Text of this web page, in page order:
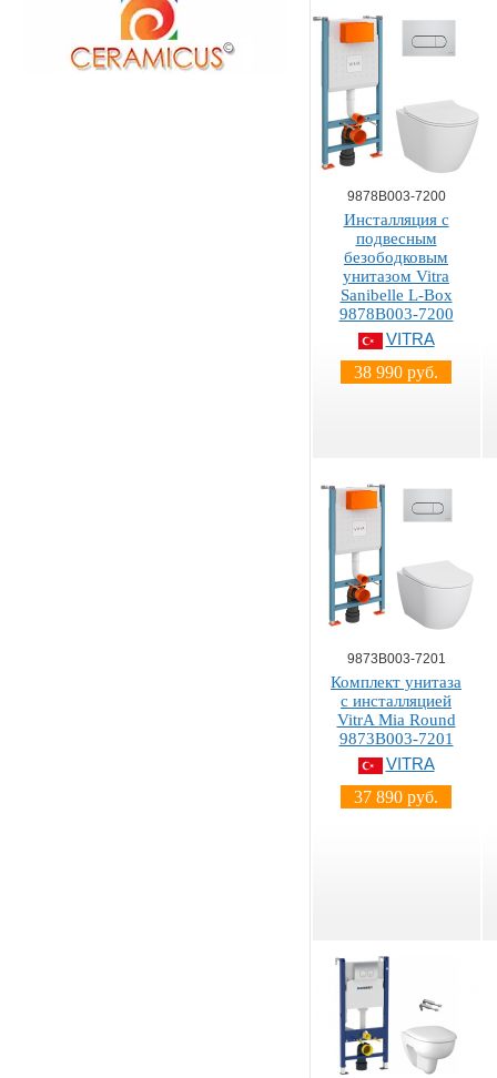
9878B003-7200
Инсталляция с
подвесным
безободковым
унитазом Vitra
Sanibelle L-Box
9878B003-7200
VITRA
38 990 руб.
9873B003-7201
Комплект унитаза
с инсталляцией
VitrA Mia Round
9873B003-7201
VITRA
37 890 руб.